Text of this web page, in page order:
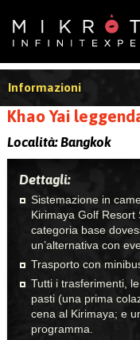
Informazioni
Khao Yai
Località:Bangkok
Dettagli:
Sistemazione in
Kirimaya Golf Resort
categoria base
un’alternativa con
Trasporto con
Tutti i trasferimenti,
pasti (una prima
cena al Kirimaya; e
programma.